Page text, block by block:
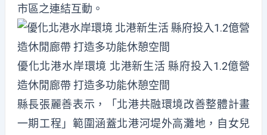
市區之連結互動。
優化北港水岸環境 北港新生活 縣府投入1.2億營
造休閒廊帶 打造多功能休憩空間
縣長張麗善表示，「北港共融環境改善整體計畫
一期工程」範圍涵蓋北港河堤外高灘地，自女兒